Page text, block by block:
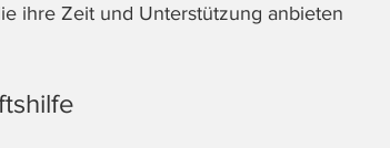
ihre Zeit und Unterstützung anbieten